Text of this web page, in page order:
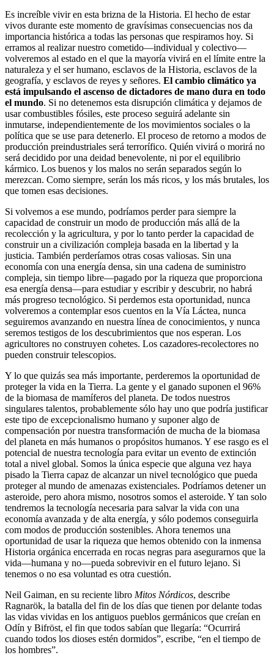
Es increíble vivir en esta brizna de la Historia. El hecho de estar
vivos durante este momento de gravísimas consecuencias nos da
importancia histórica a todas las personas que respiramos hoy. Si
erramos al realizar nuestro cometido—individual y colectivo—
volveremos al estado en el que la mayoría vivirá en el límite entre la
naturaleza y el ser humano, esclavos de la Historia, esclavos de la
geografía, y esclavos de reyes y señores. El cambio climático ya
está impulsando el ascenso de dictadores de mano dura en todo
el mundo. Si no detenemos esta disrupción climática y dejamos de
usar combustibles fósiles, este proceso seguirá adelante sin
inmutarse, independientemente de los movimientos sociales o la
política que se use para detenerlo. El proceso de retorno a modos de
producción preindustriales será terrorífico. Quién vivirá o morirá no
será decidido por una deidad benevolente, ni por el equilibrio
kármico. Los buenos y los malos no serán separados según lo
merezcan. Como siempre, serán los más ricos, y los más brutales, los
que tomen esas decisiones.
Si volvemos a ese mundo, podríamos perder para siempre la
capacidad de construir un modo de producción más allá de la
recolección y la agricultura, y por lo tanto perder la capacidad de
construir un a civilización compleja basada en la libertad y la
justicia. También perderíamos otras cosas valiosas. Sin una
economía con una energía densa, sin una cadena de suministro
compleja, sin tiempo libre—pagado por la riqueza que proporciona
esa energía densa—para estudiar y escribir y descubrir, no habrá
más progreso tecnológico. Si perdemos esta oportunidad, nunca
volveremos a contemplar esos cuentos en la Vía Láctea, nunca
seguiremos avanzando en nuestra línea de conocimientos, y nunca
seremos testigos de los descubrimientos que nos esperan. Los
agricultores no construyen cohetes. Los cazadores-recolectores no
pueden construir telescopios.
Y lo que quizás sea más importante, perderemos la oportunidad de
proteger la vida en la Tierra. La gente y el ganado suponen el 96%
de la biomasa de mamíferos del planeta. De todos nuestros
singulares talentos, probablemente sólo hay uno que podría justificar
este tipo de excepcionalismo humano y suponer algo de
compensación por nuestra transformación de mucha de la biomasa
del planeta en más humanos o propósitos humanos. Y ese rasgo es el
potencial de nuestra tecnología para evitar un evento de extinción
total a nivel global. Somos la única especie que alguna vez haya
pisado la Tierra capaz de alcanzar un nivel tecnológico que pueda
proteger al mundo de amenazas existenciales. Podríamos detener un
asteroide, pero ahora mismo, nosotros somos el asteroide. Y tan solo
tendremos la tecnología necesaria para salvar la vida con una
economía avanzada y de alta energía, y sólo podemos conseguirla
com modos de producción sostenibles. Ahora tenemos una
oportunidad de usar la riqueza que hemos obtenido con la inmensa
Historia orgánica encerrada en rocas negras para asegurarnos que la
vida—humana y no—pueda sobrevivir en el futuro lejano. Si
tenemos o no esa voluntad es otra cuestión.
Neil Gaiman, en su reciente libro Mitos Nórdicos, describe
Ragnarök, la batalla del fin de los días que tienen por delante todas
las vidas vividas en los antiguos pueblos germánicos que creían en
Odín y Bifröst, el fin que todos sabían que llegaría: “Ocurrirá
cuando todos los dioses estén dormidos”, escribe, “en el tiempo de
los hombres”.